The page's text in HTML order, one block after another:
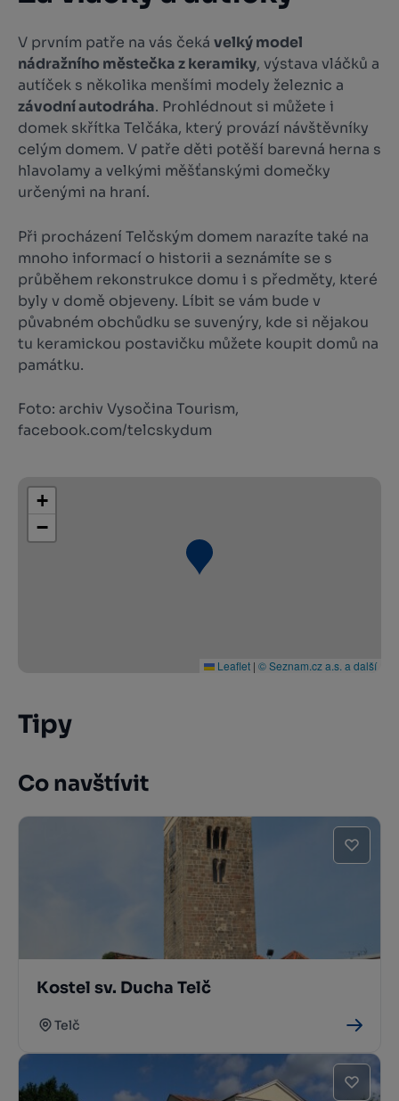
V prvním patře na vás čeká velký model
nádražního městečka z keramiky, výstava vláčků a
autíček s několika menšími modely železnic a
závodní autodráha. Prohlédnout si můžete i
domek skřítka Telčáka, který provází návštěvníky
celým domem. V patře děti potěší barevná herna s
hlavolamy a velkými měšťanskými domečky
určenými na hraní.
Při procházení Telčským domem narazíte také na
mnoho informací o historii a seznámíte se s
průběhem rekonstrukce domu i s předměty, které
byly v domě objeveny. Líbit se vám bude v
půvabném obchůdku se suvenýry, kde si nějakou
tu keramickou postavičku můžete koupit domů na
památku.
Foto: archiv Vysočina Tourism,
facebook.com/telcskydum
+
−
Leaflet | © Seznam.cz a.s. a další
Tipy
Co navštívit
Kostel sv. Ducha Telč
Telč